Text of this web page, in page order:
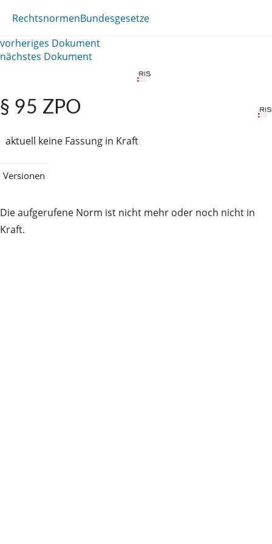
RechtsnormenBundesgesetze
vorheriges Dokument
nächstes Dokument
§ 95 ZPO
aktuell keine Fassung in Kraft
Versionen
Die aufgerufene Norm ist nicht mehr oder noch nicht in
Kraft.